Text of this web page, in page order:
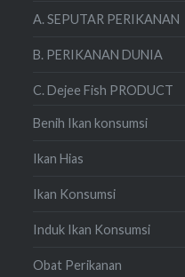
A. SEPUTAR PERIKANAN
B. PERIKANAN DUNIA
C. Dejee Fish PRODUCT
Benih Ikan konsumsi
Ikan Hias
Ikan Konsumsi
Induk Ikan Konsumsi
Obat Perikanan